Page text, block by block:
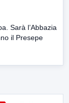
Sarà l’Abbazia
il Presepe